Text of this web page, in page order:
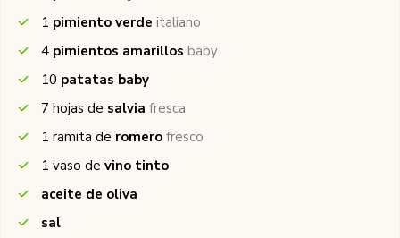
1 pimiento verde italiano
4 pimientos amarillos baby
10 patatas baby
7 hojas de salvia fresca
1 ramita de romero fresco
1 vaso de vino tinto
aceite de oliva
sal